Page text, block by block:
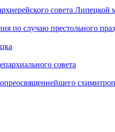
совета Липецкой
по случаю престольного
совета